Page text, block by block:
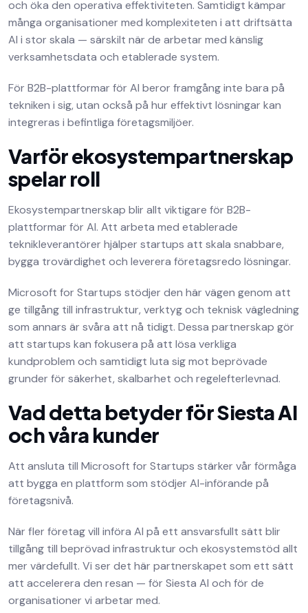
och öka den operativa effektiviteten. Samtidigt kämpar
många organisationer med komplexiteten i att driftsätta
AI i stor skala — särskilt när de arbetar med känslig
verksamhetsdata och etablerade system.
För B2B-plattformar för AI beror framgång inte bara på
tekniken i sig, utan också på hur effektivt lösningar kan
integreras i befintliga företagsmiljöer.
Varför ekosystempartnerskap
spelar roll
Ekosystempartnerskap blir allt viktigare för B2B-
plattformar för AI. Att arbeta med etablerade
teknikleverantörer hjälper startups att skala snabbare,
bygga trovärdighet och leverera företagsredo lösningar.
Microsoft for Startups stödjer den här vägen genom att
ge tillgång till infrastruktur, verktyg och teknisk vägledning
som annars är svåra att nå tidigt. Dessa partnerskap gör
att startups kan fokusera på att lösa verkliga
kundproblem och samtidigt luta sig mot beprövade
grunder för säkerhet, skalbarhet och regelefterlevnad.
Vad detta betyder för Siesta AI
och våra kunder
Att ansluta till Microsoft for Startups stärker vår förmåga
att bygga en plattform som stödjer AI-införande på
företagsnivå.
När fler företag vill införa AI på ett ansvarsfullt sätt blir
tillgång till beprövad infrastruktur och ekosystemstöd allt
mer värdefullt. Vi ser det här partnerskapet som ett sätt
att accelerera den resan — för Siesta AI och för de
organisationer vi arbetar med.